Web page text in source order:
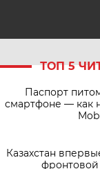
ТОП 5
Паспорт
смартфоне — как
Казахстан